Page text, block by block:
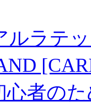
ルラテ
心者の